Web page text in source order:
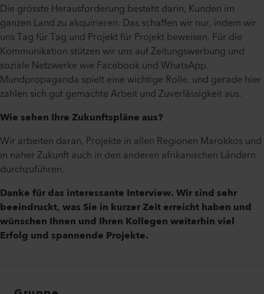
Die grösste Herausforderung besteht darin, Kunden im
ganzen Land zu akquirieren. Das schaffen wir nur, indem wir
uns Tag für Tag und Projekt für Projekt beweisen. Für die
Kommunikation stützen wir uns auf Zeitungswerbung und
soziale Netzwerke wie Facebook und WhatsApp.
Mundpropaganda spielt eine wichtige Rolle, und gerade hier
zahlen sich gut gemachte Arbeit und Zuverlässigkeit aus.
Wie sehen Ihre Zukunftspläne aus?
Wir arbeiten daran, Projekte in allen Regionen Marokkos und
in naher Zukunft auch in den anderen afrikanischen Ländern
durchzuführen.
Danke für das interessante Interview. Wir sind sehr
beeindruckt, was Sie in kurzer Zeit erreicht haben und
wünschen Ihnen und Ihren Kollegen weiterhin viel
Erfolg und spannende Projekte.